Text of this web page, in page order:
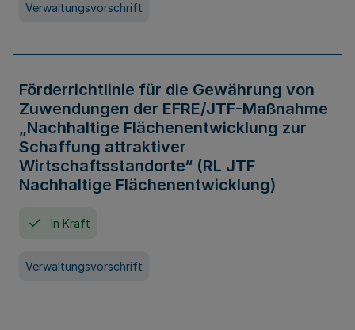
Verwaltungsvorschrift
Förderrichtlinie für die Gewährung von
Zuwendungen der EFRE/JTF-Maßnahme
„Nachhaltige Flächenentwicklung zur
Schaffung attraktiver
Wirtschaftsstandorte“ (RL JTF
Nachhaltige Flächenentwicklung)
In Kraft
Verwaltungsvorschrift